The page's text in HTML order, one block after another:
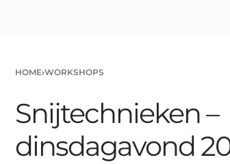
HOME›WORKSHOPS
Snijtechnieken –
dinsdagavond